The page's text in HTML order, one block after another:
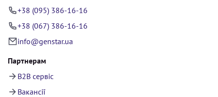
+38 (095) 386-16-16
+38 (067) 386-16-16
info@genstar.ua
Партнерам
B2B сервіс
Вакансії